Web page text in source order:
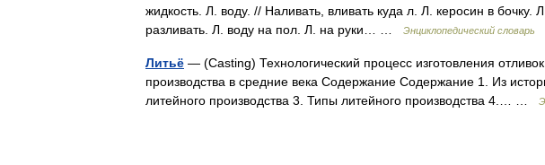
жидкость. Л. воду. // Наливать, вливать куда л. Л. керосин в бочку.
разливать. Л. воду на пол. Л. на руки… …
Энциклопедический словарь
Литьё — (Casting) Технологический процесс изготовления
производства в средние века Содержание Содержание 1. Из
литейного производства 3. Типы литейного производства 4.… …